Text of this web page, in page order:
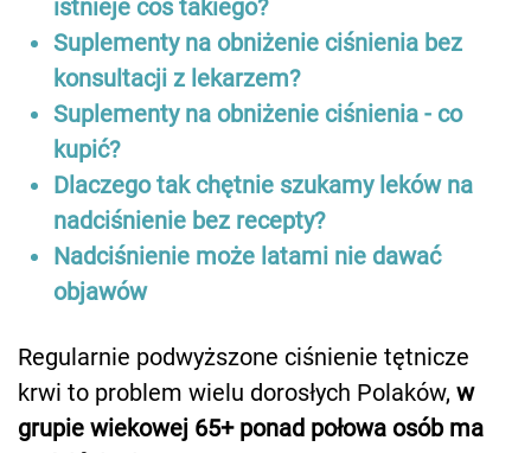
istnieje coś takiego?
Suplementy na obniżenie ciśnienia bez
konsultacji z lekarzem?
Suplementy na obniżenie ciśnienia - co
kupić?
Dlaczego tak chętnie szukamy leków na
nadciśnienie bez recepty?
Nadciśnienie może latami nie dawać
objawów
Regularnie podwyższone ciśnienie tętnicze
krwi to problem wielu dorosłych Polaków, w
grupie wiekowej 65+ ponad połowa osób ma